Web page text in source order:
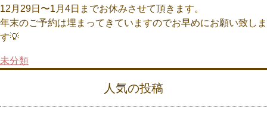
Access
12月29日〜1月4日までお休みさせて頂きます。
年末のご予約は埋まってきていますのでお早めにお願い致しま
す💡
未分類
人気の投稿